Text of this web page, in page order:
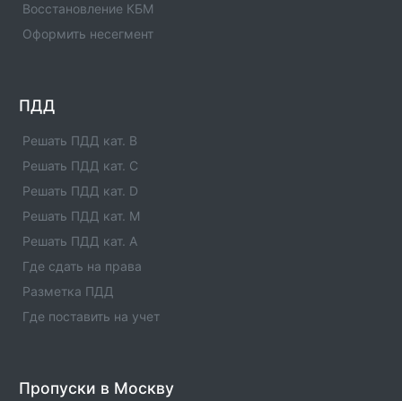
Информация об операторе технического осмотра.
оператора, статус оператора, телефны и адреса.
Информация об операторе технического осмотра.
Оператор техосмотра №00975. Список пунктов
оператора, статус оператора, телефны и адреса.
Информация об операторе технического осмотра.
Оператор техосмотра №00974. Список пунктов
Оператор техосмотра №00973
Информация об операторе технического осмотра.
Оператор техосмотра №00973. Список пунктов
оператора, статус оператора, телефны и адреса.
Информация об операторе технического осмотра.
Восстановление КБМ
Оформить несегмент
ПДД
Решать ПДД кат. B
Решать ПДД кат. C
Решать ПДД кат. D
Решать ПДД кат. M
Решать ПДД кат. A
Где сдать на права
Разметка ПДД
Где поставить на учет
Пропуски в Москву